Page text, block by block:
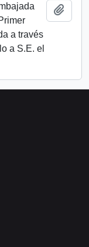
a través
a S.E. el